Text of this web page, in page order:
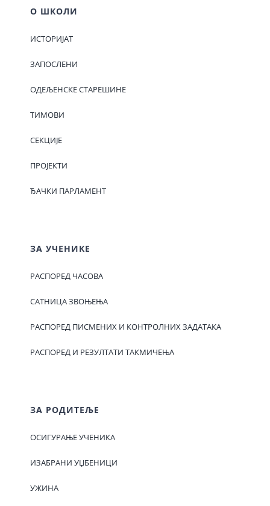
О ШКОЛИ
ИСТОРИЈАТ
ЗАПОСЛЕНИ
ОДЕЉЕНСКЕ СТАРЕШИНЕ
ТИМОВИ
СЕКЦИЈЕ
ПРОЈЕКТИ
ЂАЧКИ ПАРЛАМЕНТ
ЗА УЧЕНИКЕ
РАСПОРЕД ЧАСОВА
САТНИЦА ЗВОЊЕЊА
РАСПОРЕД ПИСМЕНИХ И КОНТРОЛНИХ ЗАДАТАКА
РАСПОРЕД И РЕЗУЛТАТИ ТАКМИЧЕЊА
ЗА РОДИТЕЉЕ
ОСИГУРАЊЕ УЧЕНИКА
ИЗАБРАНИ УЏБЕНИЦИ
УЖИНА